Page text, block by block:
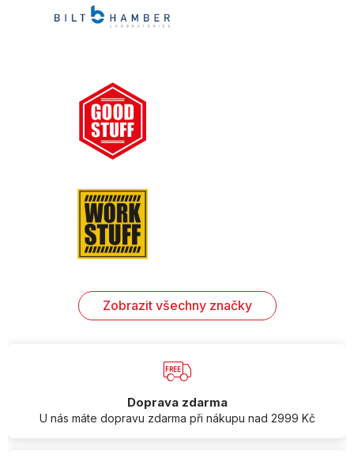
Zobrazit všechny značky
Doprava zdarma
U nás máte dopravu zdarma při nákupu nad 2999 Kč